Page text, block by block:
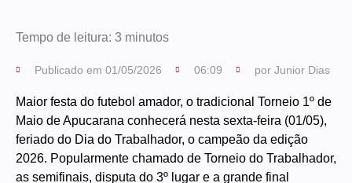
Tempo de leitura: 3 minutos
Publicado em 01/05/2026 06:09 por Junior Dias
Maior festa do futebol amador, o tradicional Torneio 1º de
Maio de Apucarana conhecerá nesta sexta-feira (01/05),
feriado do Dia do Trabalhador, o campeão da edição
2026. Popularmente chamado de Torneio do Trabalhador,
as semifinais, disputa do 3º lugar e a grande final